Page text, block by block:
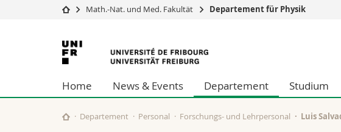
Universität
Studium
Forschung
Universität
Weiterbildung
Wirtschafts- und
Philosophische Fak.
Fak. für Erziehungs- und
Math.-Nat. und Med. Fak.
Math.-Nat. und Med. Fakultät Departement für Physik
Universität
Freiburg
Home News & Events Departement Studium
Departement Personal Forschungs- und Lehrpersonal Luis